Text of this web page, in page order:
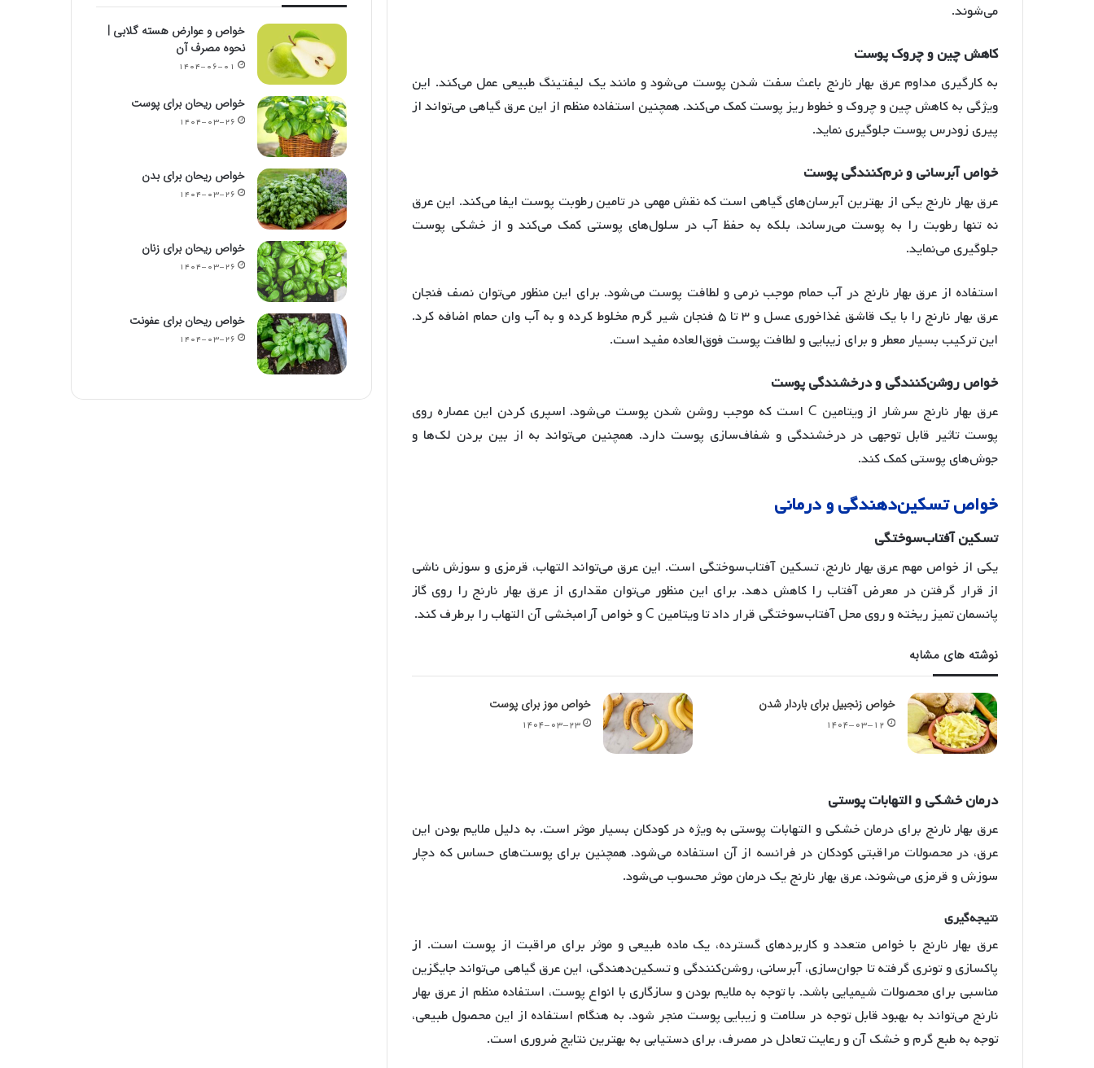
می‌شوند.
کاهشچینوچروکپوست
به کارگیری مداوم عرق بهار نارنج باعث سفت شدن پوست می‌شود و مانند یک لیفتینگ طبیعی عمل می‌کند. این
ویژگی به کاهش چین و چروک و خطوط ریز پوست کمک می‌کند. همچنین استفاده منظم از این عرق گیاهی می‌تواند از
پیری زودرس پوست جلوگیری نماید.
خواصآبرسانیونرمکنندگیپوست
عرق بهار نارنج یکی از بهترین آبرسان‌های گیاهی است که نقش مهمی در تامین رطوبت پوست ایفا می‌کند. این عرق
نه تنها رطوبت را به پوست می‌رساند، بلکه به حفظ آب در سلول‌های پوستی کمک می‌کند و از خشکی پوست
جلوگیری می‌نماید.
استفاده از عرق بهار نارنج در آب حمام موجب نرمی و لطافت پوست می‌شود. برای این منظور می‌توان نصف فنجان
عرق بهار نارنج را با یک قاشق غذاخوری عسل و ۳ تا ۵ فنجان شیر گرم مخلوط کرده و به آب وان حمام اضافه کرد.
این ترکیب بسیار معطر و برای زیبایی و لطافت پوست فوق‌العاده مفید است.
خواصروشنکنندگیودرخشندگیپوست
عرق بهار نارنج سرشار از ویتامین C است که موجب روشن شدن پوست می‌شود
. اسپری کردن این عصاره روی
پوست تاثیر قابل توجهی در درخشندگی و شفاف‌سازی پوست دارد. همچنین می‌تواند به از بین بردن لک‌ها و
جوش‌های پوستی کمک کند.
خواصتسکیندهندگیودرمانی
تسکینآفتابسوختگی
یکی از خواص مهم عرق بهار نارنج، تسکین آفتاب‌سوختگی است. این عرق می‌تواند التهاب، قرمزی و سوزش ناشی
از قرار گرفتن در معرض آفتاب را کاهش دهد. برای این منظور می‌توان مقداری از عرق بهار نارنج را روی گاز
پانسمان تمیز ریخته و روی محل آفتاب‌سوختگی قرار داد تا ویتامین C و خواص آرامبخشی آن التهاب را برطرف کند
.
نوشته های مشابه
خواص زنجبیل برای باردار شدن
۱۴۰۴-۰۳-۱۲
خواص موز برای پوست
۱۴۰۴-۰۳-۲۳
درمانخشکیوالتهاباتپوستی
عرق بهار نارنج برای درمان خشکی و التهابات پوستی به ویژه در کودکان بسیار موثر است. به دلیل ملایم بودن این
عرق، در محصولات مراقبتی کودکان در فرانسه از آن استفاده می‌شود. همچنین برای پوست‌های حساس که دچار
سوزش و قرمزی می‌شوند، عرق بهار نارنج یک درمان موثر محسوب می‌شود.
نتیجهگیری
عرق بهار نارنج با خواص متعدد و کاربردهای گسترده، یک ماده طبیعی و موثر برای مراقبت از پوست است. از
پاکسازی و تونری گرفته تا جوان‌سازی، آبرسانی، روشن‌کنندگی و تسکین‌دهندگی، این عرق گیاهی می‌تواند جایگزین
مناسبی برای محصولات شیمیایی باشد. با توجه به ملایم بودن و سازگاری با انواع پوست، استفاده منظم از عرق بهار
نارنج می‌تواند به بهبود قابل توجه در سلامت و زیبایی پوست منجر شود. به هنگام استفاده از این محصول طبیعی،
توجه به طبع گرم و خشک آن و رعایت تعادل در مصرف، برای دستیابی به بهترین نتایج ضروری است.
خواص و عوارض هسته گلابی |
نحوه مصرف آن
۱۴۰۴-۰۶-۰۱
خواص ریحان برای پوست
۱۴۰۴-۰۳-۲۶
خواص ریحان برای بدن
۱۴۰۴-۰۳-۲۶
خواص ریحان برای زنان
۱۴۰۴-۰۳-۲۶
خواص ریحان برای عفونت
۱۴۰۴-۰۳-۲۶